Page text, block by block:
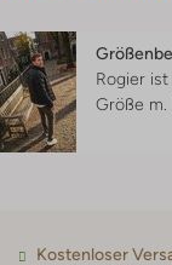
Rogier
Größe m.
Kostenloser